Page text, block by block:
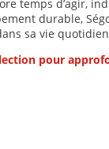
temps d’agir,
durable,
sa vie
pour